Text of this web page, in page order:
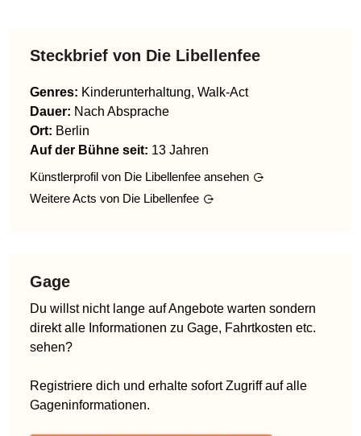
Steckbrief von Die Libellenfee
Genres: Kinderunterhaltung, Walk-Act
Dauer: Nach Absprache
Ort: Berlin
Auf der Bühne seit: 13 Jahren
Künstlerprofil von Die Libellenfee ansehen
Weitere Acts von Die Libellenfee
Gage
Du willst nicht lange auf Angebote warten sondern
direkt alle Informationen zu Gage, Fahrtkosten etc.
sehen?
Registriere dich und erhalte sofort Zugriff auf alle
Gageninformationen.